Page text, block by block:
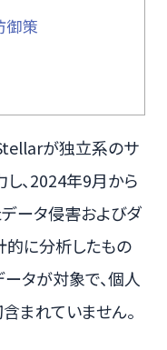
御策
が独立系のサ
、2024年9月から
ータ侵害およびダ
的に分析したもの
タが対象で、個人
まれていません。